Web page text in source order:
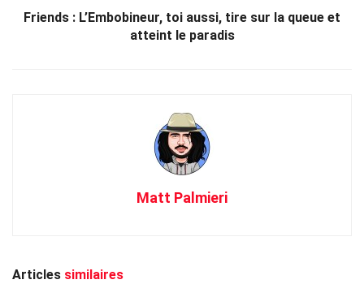
Friends : L’Embobineur, toi aussi, tire sur la queue et
atteint le paradis
Matt Palmieri
Articles similaires